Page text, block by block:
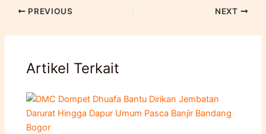
PREVIOUS NEXT
Artikel Terkait